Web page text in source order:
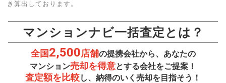
き算出しております。
マンションナビ一括査定とは？
全国2,500店舗の提携会社から、あなたの
マンション売却を得意とする会社をご提案！
査定額を比較し、納得のいく売却を目指そう！